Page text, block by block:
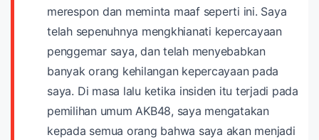
merespon dan meminta maaf seperti ini. Saya
telah sepenuhnya mengkhianati kepercayaan
penggemar saya, dan telah menyebabkan
banyak orang kehilangan kepercayaan pada
saya. Di masa lalu ketika insiden itu terjadi pada
pemilihan umum AKB48, saya mengatakan
kepada semua orang bahwa saya akan menjadi